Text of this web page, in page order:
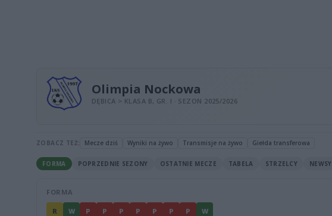
Olimpia Nockowa
DĘBICA > KLASA B, GR. I · SEZON 2025/2026
ZOBACZ TEŻ: Mecze dziś Wyniki na żywo Transmisje na żywo Giełda transferowa
FORMA POPRZEDNIE SEZONY OSTATNIE MECZE TABELA STRZELCY NEWSY
FORMA
R W P P P P P P P W